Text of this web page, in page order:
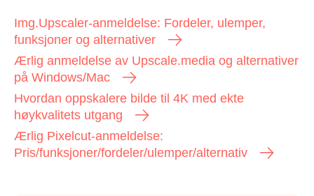
Img.Upscaler-anmeldelse: Fordeler, ulemper,
funksjoner og alternativer
Ærlig anmeldelse av Upscale.media og alternativer
på Windows/Mac
Hvordan oppskalere bilde til 4K med ekte
høykvalitets utgang
Ærlig Pixelcut-anmeldelse:
Pris/funksjoner/fordeler/ulemper/alternativ